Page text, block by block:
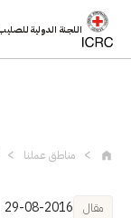
اللجنة الدولية
مناطق عملنا
مقال 29-08-2016